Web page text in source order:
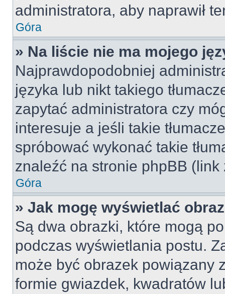
administratora, aby naprawił
Góra
» Na liście nie ma mojego
Najprawdopodobniej
języka lub nikt takiego
zapytać administratora czy
interesuje a jeśli takie
spróbować wykonać takie
znaleźć na stronie phpBB
Góra
» Jak mogę wyświetlać
Są dwa obrazki, które mogą
podczas wyświetlania postu.
może być obrazek powiązany
formie gwiazdek, kwadratów